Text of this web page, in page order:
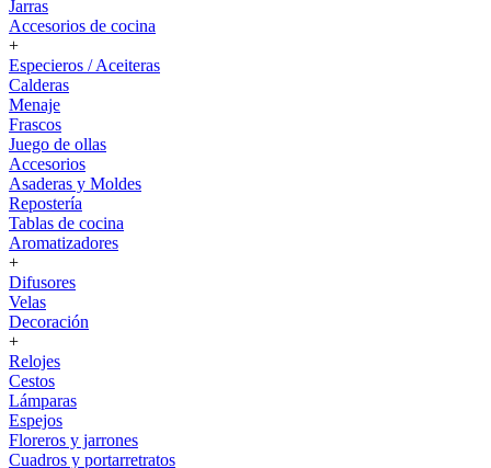
Jarras
Accesorios de cocina
+
Especieros / Aceiteras
Calderas
Menaje
Frascos
Juego de ollas
Accesorios
Asaderas y Moldes
Repostería
Tablas de cocina
Aromatizadores
+
Difusores
Velas
Decoración
+
Relojes
Cestos
Lámparas
Espejos
Floreros y jarrones
Cuadros y portarretratos